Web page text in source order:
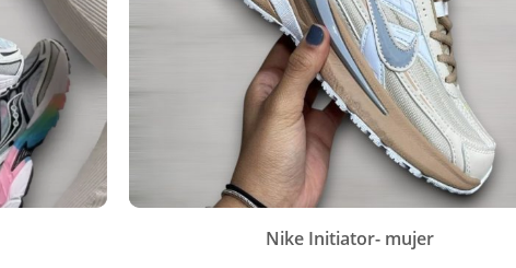
Nike Initiator- mujer